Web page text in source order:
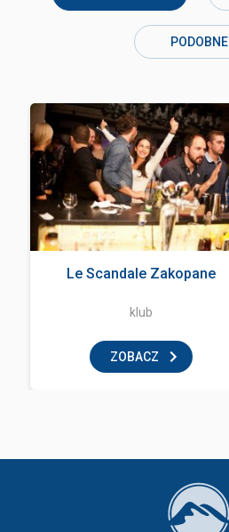
PODOBNE
Le Scandale Zakopane
klub
ZOBACZ